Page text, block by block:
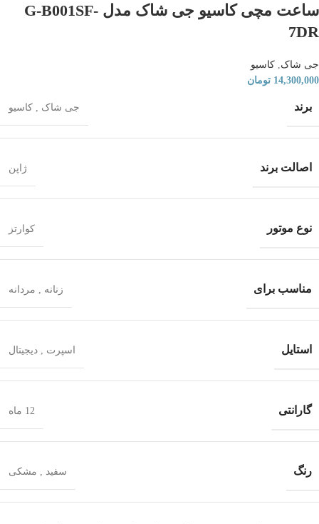
ساعت مچی کاسیو جی شاک مدل G-B001SF-
7DR
جی شاک کاسیو
14,300,000 تومان
برند جی شاک کاسیو
اصالت برند ژاپن
نوع موتور کوارتز
مناسب برای زنانه مردانه
استایل اسپرت دیجیتال
گارانتی 12 ماه
رنگ سفید مشکی